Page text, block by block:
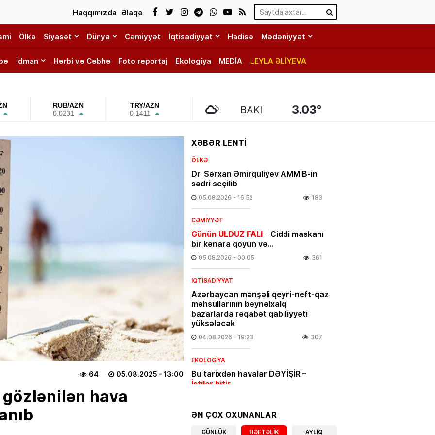
Search…
Haqqımızda Əlaqə
Ölkə Siyasət Dünya Cəmiyyət İqtisadiyyat Hadisə Mədəniyyət
İdman Hərbi və Cəbhə Foto reportaj Ekologiya MEDİA LEYLA ƏLİYEVA
RUB/AZN
0.0231
TRY/AZN
0.1411
BAKI 3.03°
05.08.2025 - 13:00
64
hava
XƏBƏR LENTİ
ÖLKƏ
Dr. Sərxan Əmirquliyev AMMİB-in
sədri seçilib
05.08.2026 - 16:52 183
CƏMIYYƏT
Günün ULDUZ FALI– Ciddi maskanı
bir kənara qoyun və…
05.08.2026 - 00:05 361
İQTISADIYYAT
Azərbaycan mənşəli qeyri-neft-qaz
məhsullarının beynəlxalq
bazarlarda rəqabət qabiliyyəti
yüksələcək
04.08.2026 - 19:23 307
EKOLOGIYA
Bu tarixdən havalar DƏYİŞİR –
İstilər bitir
İQTISADIYYAT
ƏN ÇOX OXUNANLAR
GÜNLÜK HƏFTƏLIK AYLIQ